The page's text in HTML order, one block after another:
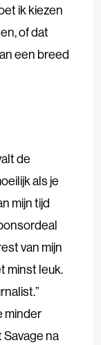
ik kiezen
of dat
een breed
de
als je
mijn tijd
van mijn
minst leuk.
minder
Savage na